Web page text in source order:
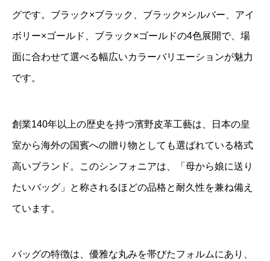
グです。ブラック×ブラック、ブラック×シルバー、アイ
ボリー×ゴールド、ブラック×ゴールドの4色展開で、場
面に合わせて選べる幅広いカラーバリエーションが魅力
です。
創業140年以上の歴史を持つ濱野皮革工藝は、日本の皇
室から海外の国賓への贈り物としても選ばれている格式
高いブランド。このシンフォニアは、「母から娘に送り
たいバッグ」と称されるほどの品格と耐久性を兼ね備え
ています。
バッグの特徴は、優雅な丸みを帯びたフォルムにあり、